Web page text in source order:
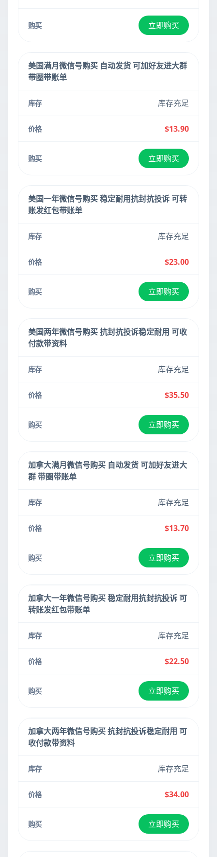
立即购买
美国满月微信号购买 自动发货 可加好友进大群
带圈带账单
库存充足
$13.90
立即购买
美国一年微信号购买 稳定耐用抗封抗投诉 可转
账发红包带账单
库存充足
$23.00
立即购买
美国两年微信号购买 抗封抗投诉稳定耐用 可收
付款带资料
库存充足
$35.50
立即购买
加拿大满月微信号购买 自动发货 可加好友进大
群 带圈带账单
库存充足
$13.70
立即购买
加拿大一年微信号购买 稳定耐用抗封抗投诉 可
转账发红包带账单
库存充足
$22.50
立即购买
加拿大两年微信号购买 抗封抗投诉稳定耐用 可
收付款带资料
库存充足
$34.00
立即购买